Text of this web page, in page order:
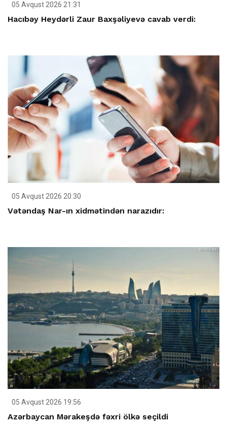
05 Avqust 2026 21:31
Hacıbəy Heydərli Zaur Baxşəliyevə cavab verdi:
05 Avqust 2026 20:30
Vətəndaş Nar-ın xidmətindən narazıdır:
05 Avqust 2026 19:56
Azərbaycan Mərakeşdə fəxri ölkə seçildi